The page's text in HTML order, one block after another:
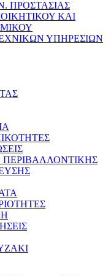
ΠΡΟΣΤΑΣΙΑΣ
ΚΑΙ
ΥΠΗΡΕΣΙΩΝ